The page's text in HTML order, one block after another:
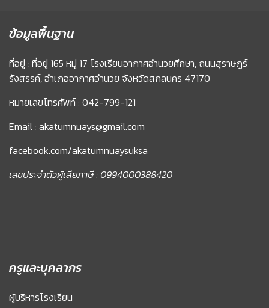
ข้อมูลพื้นฐาน
ที่อยู่ : ที่อยู่ 165 หมู่ 17 โรงเรียนอากาศอำนวยศึกษา, ถนนสุราษฏร์
รังสรรค์, อำเภออากาศอำนวย จังหวัดสกลนคร 47170
หมายเลขโทรศัพท์ : 042-799-121
Email : akatumnuays@gmail.com
facebook.com/akatumnuaysuksa
เลขประจำตัวผู้เสียภาษี : 0994000388420
ครูและบุคลากร
ผู้บริหารโรงเรียน